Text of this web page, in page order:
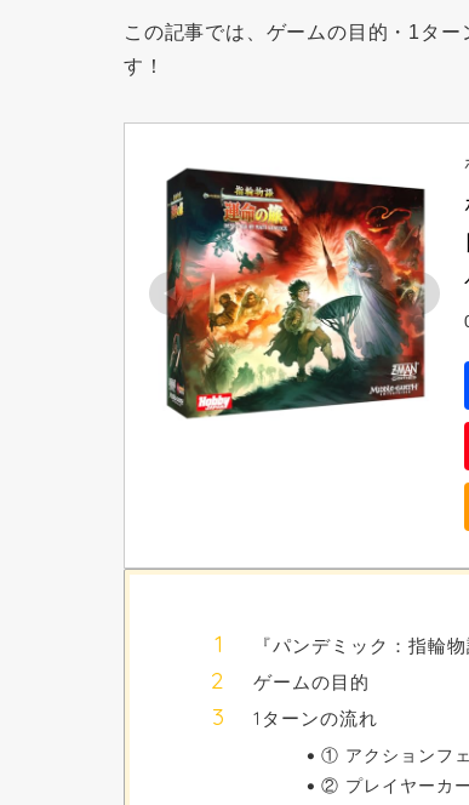
この記事では、 ゲームの目的・1ター
す！
『パンデミック：指輪
ゲームの目的
1ターンの流れ
① アクションフ
② プレイヤーカ